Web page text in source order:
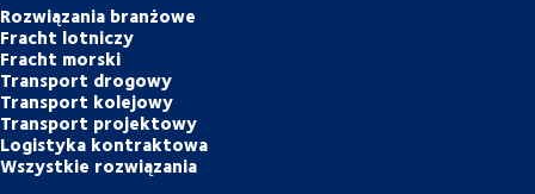
Rozwiązania branżowe
Fracht lotniczy
Fracht morski
Transport drogowy
Transport kolejowy
Transport projektowy
Logistyka kontraktowa
Wszystkie rozwiązania